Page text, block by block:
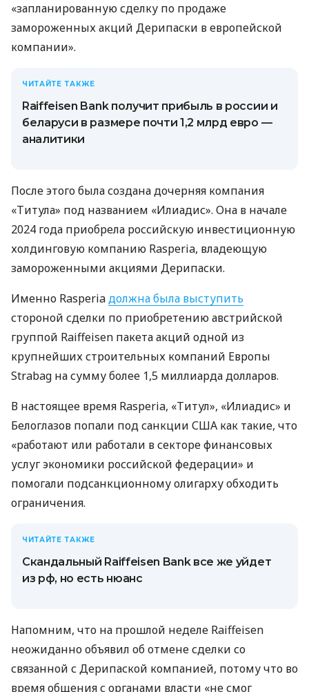
«запланированную сделку по продаже
замороженных акций Дерипаски в европейской
компании».
ЧИТАЙТЕ ТАКЖЕ
Raiffeisen Bank получит прибыль в россии и
беларуси в размере почти 1,2 млрд евро —
аналитики
После этого была создана дочерняя компания
«Титула» под названием «Илиадис». Она в начале
2024 года приобрела российскую инвестиционную
холдинговую компанию Rasperia, владеющую
замороженными акциями Дерипаски.
Именно Rasperiaдолжна была выступить
стороной сделки по приобретению австрийской
группой Raiffeisen пакета акций одной из
крупнейших строительных компаний Европы
Strabag на сумму более 1,5 миллиарда долларов.
В настоящее время Rasperia, «Титул», «Илиадис» и
Белоглазов попали под санкции США как такие, что
«работают или работали в секторе финансовых
услуг экономики российской федерации» и
помогали подсанкционному олигарху обходить
ограничения.
ЧИТАЙТЕ ТАКЖЕ
Скандальный Raiffeisen Bank все же уйдет
из рф, но есть нюанс
Напомним, что на прошлой неделе Raiffeisen
неожиданно объявил об отмене сделки со
связанной с Дерипаской компанией, потому что во
время общения с органами власти «не смог